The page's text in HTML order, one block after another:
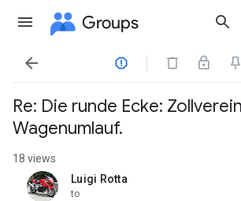
Groups
 
Re: Die runde Ecke:
Wagenumlauf.
18 views
Luigi Rotta
unread,
to